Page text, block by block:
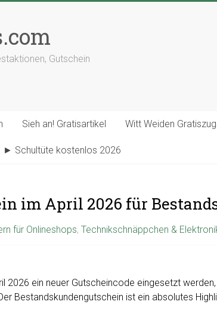
Gutschein
Sieh an! Gratisartikel Witt Weiden
► Schultüte kostenlos 2026
im April 2026 für
für Onlineshops, Technikschnäppchen &
2026 ein neuer Gutscheincode eingesetzt
Bestandskundengutschein ist ein absolutes